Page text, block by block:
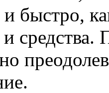
и быстро,
средства.